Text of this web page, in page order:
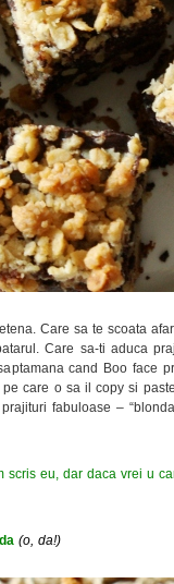
Care sa te scoata
Care sa-ti aduca
cand Boo face
care o sa il copy si
fabuloase –
scris eu, dar daca vrei u
(o, da!)